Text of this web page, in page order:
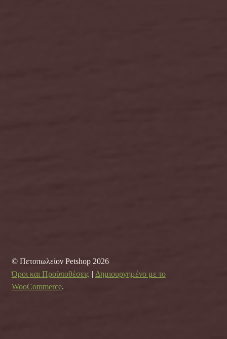
© Πετοπωλείον Petshop 2026
Όροι και Προϋποθέσεις
Δημιουργημένο με το
WooCommerce.